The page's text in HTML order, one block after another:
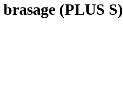
(PLUS S)